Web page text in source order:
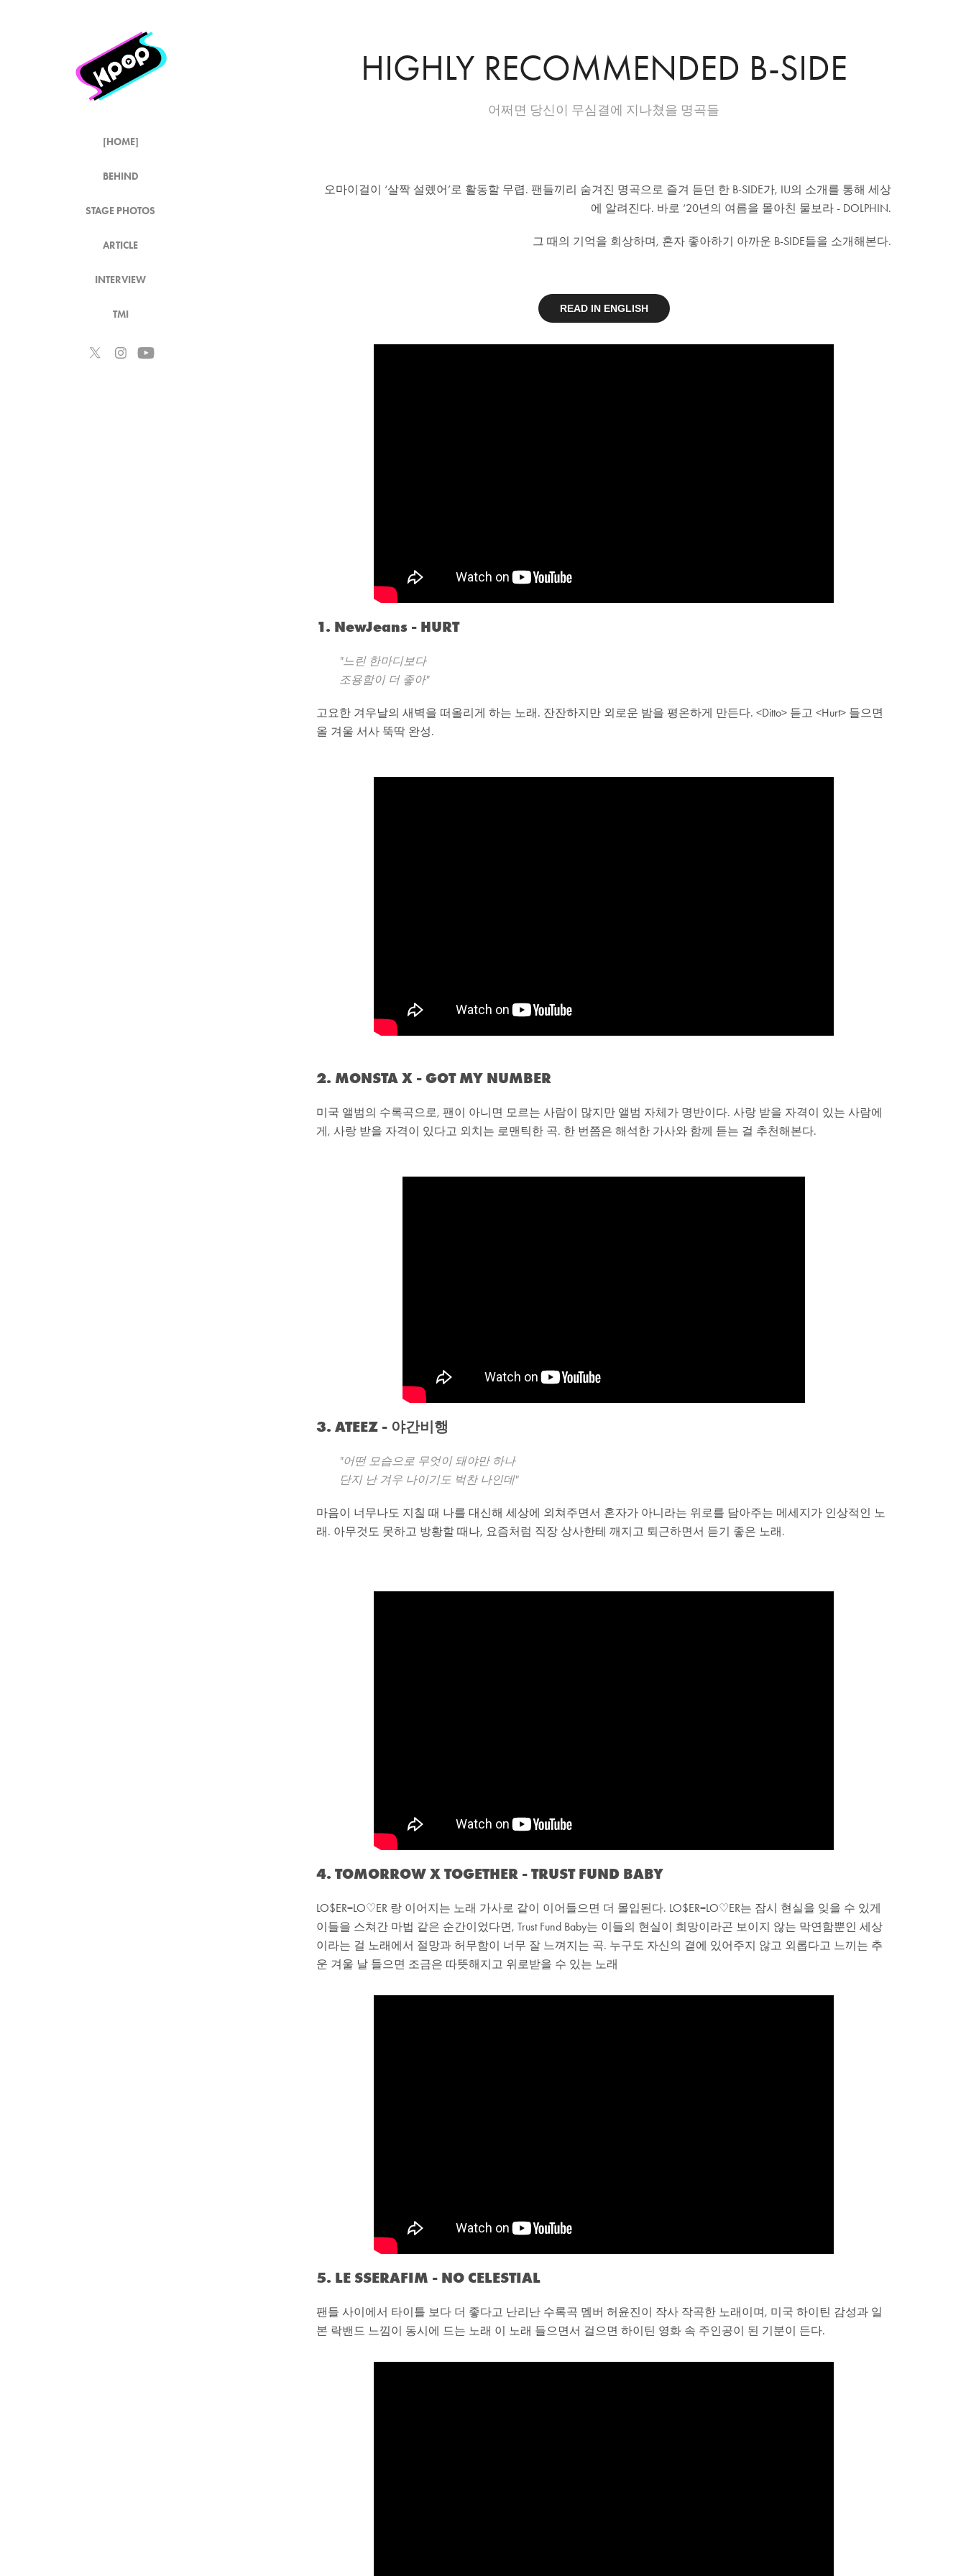
[HOME]
BEHIND
STAGE PHOTOS
ARTICLE
INTERVIEW
TMI
HIGHLY RECOMMENDED B-SIDE
어쩌면 당신이 무심결에 지나쳤을 명곡들
오마이걸이 ‘살짝 설렜어’로 활동할 무렵. 팬들끼리 숨겨진 명곡으로 즐겨 듣던 한 B-SIDE가, IU의 소개를 통해 세상
에 알려진다. 바로 ‘20년의 여름을 몰아친 물보라 - DOLPHIN.
그 때의 기억을 회상하며, 혼자 좋아하기 아까운 B-SIDE들을 소개해본다.
READ IN ENGLISH
1. NewJeans - HURT
"느린 한마디보다
조용함이 더 좋아"
고요한 겨우날의 새벽을 떠올리게 하는 노래. 잔잔하지만 외로운 밤을 평온하게 만든다. <Ditto> 듣고 <Hurt> 들으면
올 겨울 서사 뚝딱 완성.
2. MONSTA X - GOT MY NUMBER
미국 앨범의 수록곡으로, 팬이 아니면 모르는 사람이 많지만 앨범 자체가 명반이다. 사랑 받을 자격이 있는 사람에
게, 사랑 받을 자격이 있다고 외치는 로맨틱한 곡. 한 번쯤은 해석한 가사와 함께 듣는 걸 추천해본다.
3. ATEEZ - 야간비행
"어떤 모습으로 무엇이 돼야만 하나
단지 난 겨우 나이기도 벅찬 나인데"
마음이 너무나도 지칠 때 나를 대신해 세상에 외쳐주면서 혼자가 아니라는 위로를 담아주는 메세지가 인상적인 노
래. 아무것도 못하고 방황할 때나, 요즘처럼 직장 상사한테 깨지고 퇴근하면서 듣기 좋은 노래.
4. TOMORROW X TOGETHER - TRUST FUND BABY
LO$ER=LO♡ER 랑 이어지는 노래 가사로 같이 이어들으면 더 몰입된다. LO$ER=LO♡ER는 잠시 현실을 잊을 수 있게
이들을 스쳐간 마법 같은 순간이었다면, Trust Fund Baby는 이들의 현실이 희망이라곤 보이지 않는 막연함뿐인 세상
이라는 걸 노래에서 절망과 허무함이 너무 잘 느껴지는 곡. 누구도 자신의 곁에 있어주지 않고 외롭다고 느끼는 추
운 겨울 날 들으면 조금은 따뜻해지고 위로받을 수 있는 노래
5. LE SSERAFIM - NO CELESTIAL
팬들 사이에서 타이틀 보다 더 좋다고 난리난 수록곡 멤버 허윤진이 작사 작곡한 노래이며, 미국 하이틴 감성과 일
본 락밴드 느낌이 동시에 드는 노래 이 노래 들으면서 걸으면 하이틴 영화 속 주인공이 된 기분이 든다.